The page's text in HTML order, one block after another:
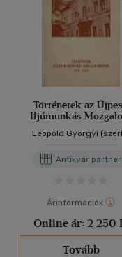
Történetek az
Ifjúmunkás
életéből 1935-1945
Leopold Györgyi
Antikvár partner
Árinformációk
Online ár: 2 250
Tovább